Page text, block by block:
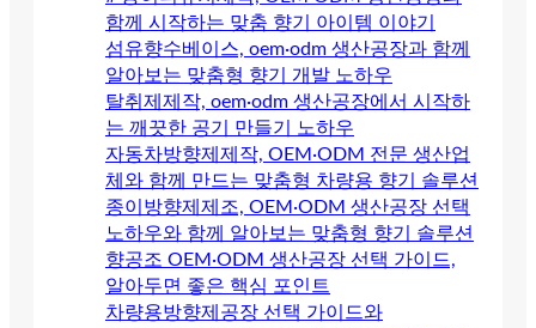
함께 시작하는 맞춤 향기 아이템 이야기
섬유향수베이스, oem·odm 생산공장과 함께
알아보는 맞춤형 향기 개발 노하우
탈취제제작, oem·odm 생산공장에서 시작하
는 깨끗한 공기 만들기 노하우
자동차방향제제작, OEM·ODM 전문 생산업
체와 함께 만드는 맞춤형 차량용 향기 솔루션
종이방향제제조, OEM·ODM 생산공장 선택
노하우와 함께 알아보는 맞춤형 향기 솔루션
향공조 OEM·ODM 생산공장 선택 가이드,
알아두면 좋은 핵심 포인트
차량용방향제공장 선택 가이드와